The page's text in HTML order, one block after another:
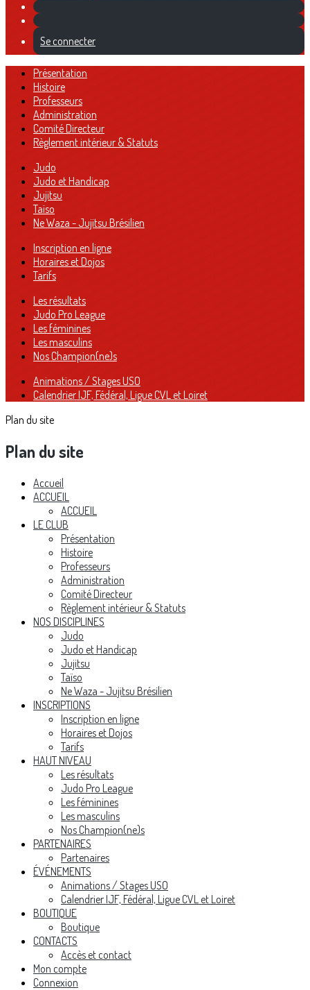
Se connecter
Présentation
Histoire
Professeurs
Administration
Comité Directeur
Règlement intérieur & Statuts
Judo
Judo et Handicap
Jujitsu
Taïso
Ne Waza - Jujitsu Brésilien
Inscription en ligne
Horaires et Dojos
Tarifs
Les résultats
Judo Pro League
Les féminines
Les masculins
Nos Champion(ne)s
Animations / Stages USO
Calendrier IJF, Fédéral, Ligue CVL et Loiret
Plan du site
Plan du site
Accueil
ACCUEIL
ACCUEIL
LE CLUB
Présentation
Histoire
Professeurs
Administration
Comité Directeur
Règlement intérieur & Statuts
NOS DISCIPLINES
Judo
Judo et Handicap
Jujitsu
Taïso
Ne Waza - Jujitsu Brésilien
INSCRIPTIONS
Inscription en ligne
Horaires et Dojos
Tarifs
HAUT NIVEAU
Les résultats
Judo Pro League
Les féminines
Les masculins
Nos Champion(ne)s
PARTENAIRES
Partenaires
ÉVÉNEMENTS
Animations / Stages USO
Calendrier IJF, Fédéral, Ligue CVL et Loiret
BOUTIQUE
Boutique
CONTACTS
Accès et contact
Mon compte
Connexion